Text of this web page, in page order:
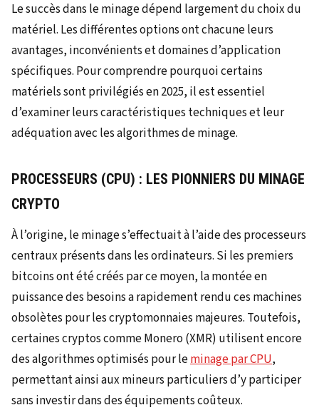
Le succès dans le minage dépend largement du choix du
matériel. Les différentes options ont chacune leurs
avantages, inconvénients et domaines d’application
spécifiques. Pour comprendre pourquoi certains
matériels sont privilégiés en 2025, il est essentiel
d’examiner leurs caractéristiques techniques et leur
adéquation avec les algorithmes de minage.
PROCESSEURS (CPU) : LES PIONNIERS DU MINAGE
CRYPTO
À l’origine, le minage s’effectuait à l’aide des processeurs
centraux présents dans les ordinateurs. Si les premiers
bitcoins ont été créés par ce moyen, la montée en
puissance des besoins a rapidement rendu ces machines
obsolètes pour les cryptomonnaies majeures. Toutefois,
certaines cryptos comme Monero (XMR) utilisent encore
des algorithmes optimisés pour leminage par CPU,
permettant ainsi aux mineurs particuliers d’y participer
sans investir dans des équipements coûteux.